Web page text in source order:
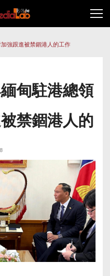
強跟進被禁錮港人的工作
甸駐港總領
禁錮港人的